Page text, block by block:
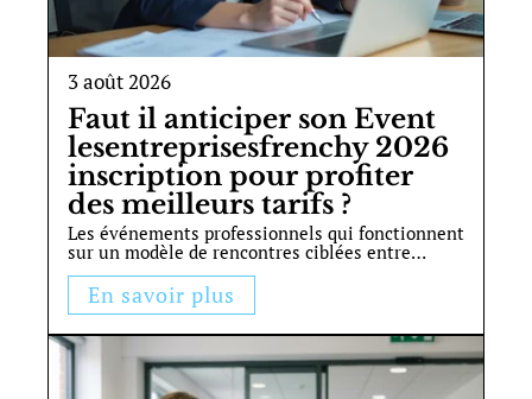
3 août 2026
Faut il anticiper son Event
lesentreprisesfrenchy 2026
inscription pour profiter
des meilleurs tarifs ?
Les événements professionnels qui fonctionnent
sur un modèle de rencontres ciblées entre…
En savoir plus